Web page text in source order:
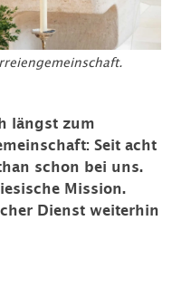
längst zum
Seit acht
schon bei uns.
Mission.
Dienst weiterhin